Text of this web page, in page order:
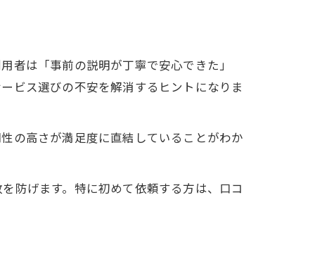
者は「事前の説明が丁寧で安心できた」
ビス選びの不安を解消するヒントになりま
の高さが満足度に直結していることがわか
防げます。特に初めて依頼する方は、口コ